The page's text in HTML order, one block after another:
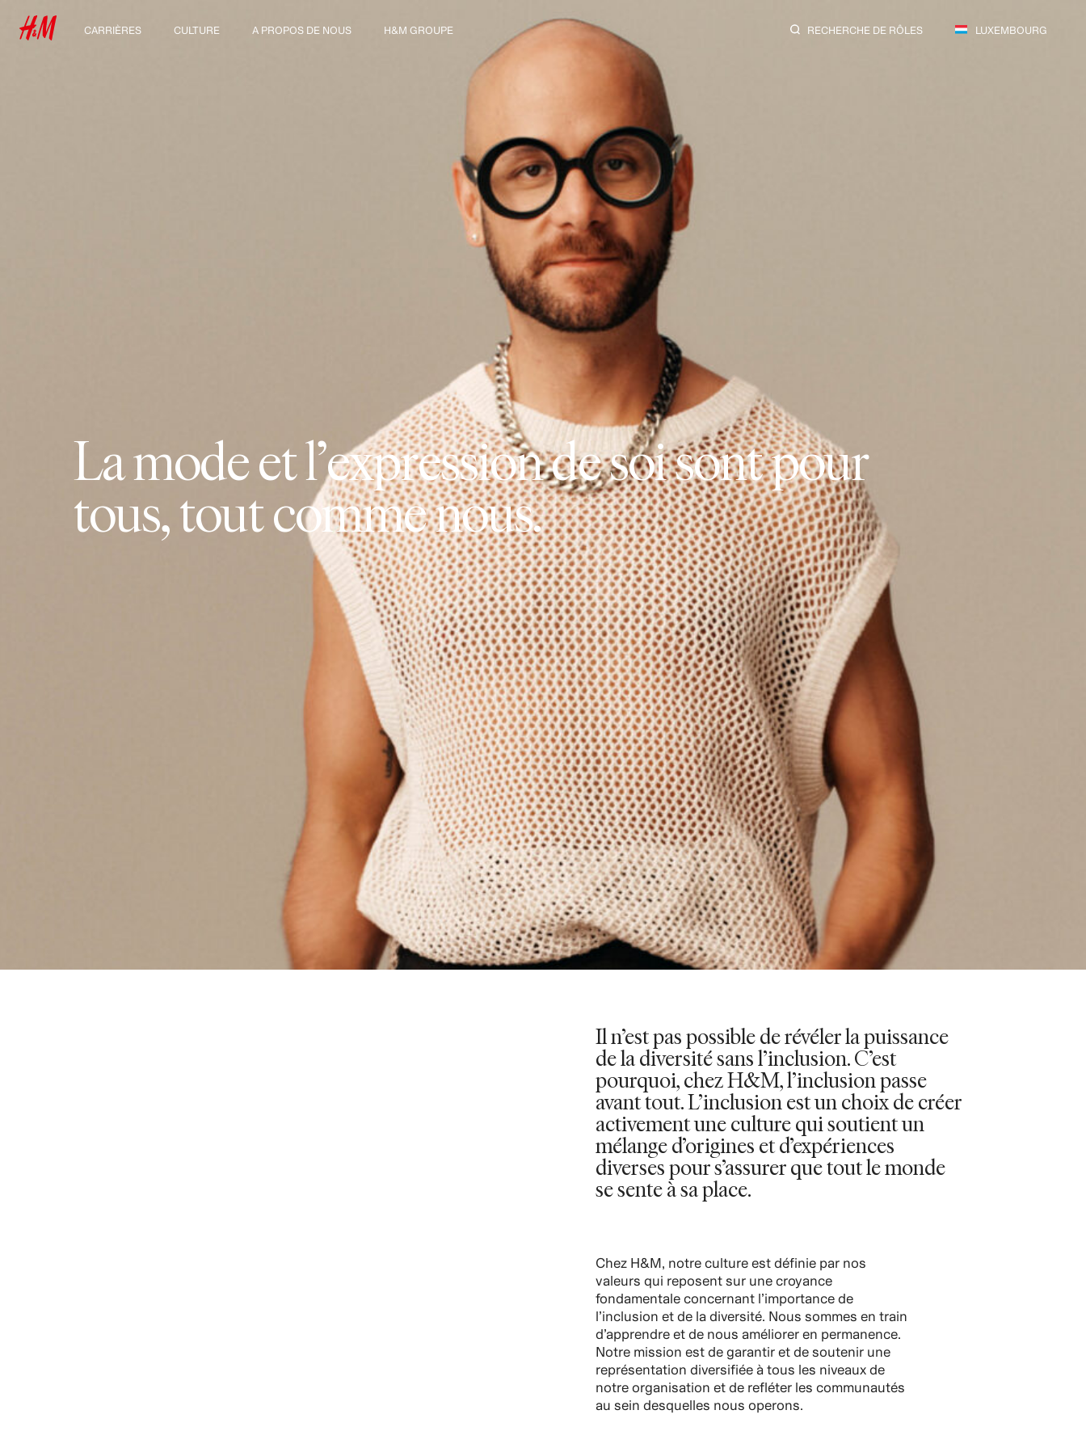
CARRIÈRES
CULTURE
A PROPOS DE NOUS
H&M GROUPE
RECHERCHE DE RÔLES LUXEMBOURG
Lamodeetl’expressiondesoisontpour
tous,toutcommenous.
Il n’est pas possible de révéler la puissance
de la diversité sans l’inclusion. C’est
pourquoi, chez H&M, l’inclusion passe
avant tout. L’inclusion est un choix de créer
activement une culture qui soutient un
mélange d’origines et d’expériences
diverses pour s’assurer que tout le monde
se sente à sa place.
Chez H&M, notre culture est définie par nos
valeurs qui reposent sur une croyance
fondamentale concernant l’importance de
l’inclusion et de la diversité. Nous sommes en train
d’apprendre et de nous améliorer en permanence.
Notre mission est de garantir et de soutenir une
représentation diversifiée à tous les niveaux de
notre organisation et de refléter les communautés
au sein desquelles nous operons.